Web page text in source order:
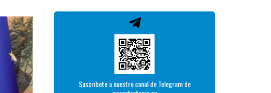
Suscríbete a nuestro canal de Telegram de